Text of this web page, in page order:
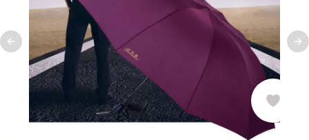
Previous slide